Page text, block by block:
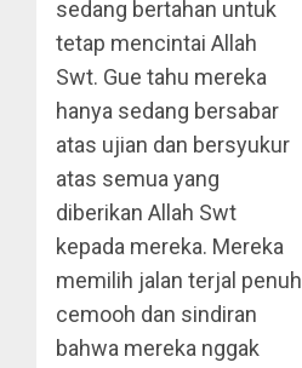
sedang bertahan untuk
tetap mencintai Allah
Swt. Gue tahu mereka
hanya sedang bersabar
atas ujian dan bersyukur
atas semua yang
diberikan Allah Swt
kepada mereka. Mereka
memilih jalan terjal penuh
cemooh dan sindiran
bahwa mereka nggak